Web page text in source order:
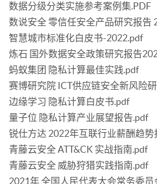
数据分级分类实施参考案例集.PDF
数说安全 零信任安全产品研究报告
智慧城市标准化白皮书-2022.pdf
炼石 国外数据安全政策研究报告
蚂蚁集团 隐私计算最佳实践.pdf
赛博研究院 ICT供应链安全新风险
边缘学习 隐私计算白皮书.pdf
量子位 隐私计算产业展望报告.pdf
锐仕方达 2022年互联行业薪酬趋势
青藤云安全 ATT&CK 实战指南.pdf
青藤云安全 威胁狩猎实践指南.pdf
2021年 全国人民代表大会常务委